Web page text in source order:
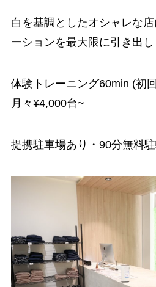
白を基調としたオシャレな
ーションを最大限に引き出し
体験トレーニング60min (初
月々¥4,000台~
提携駐車場あり・90分無料